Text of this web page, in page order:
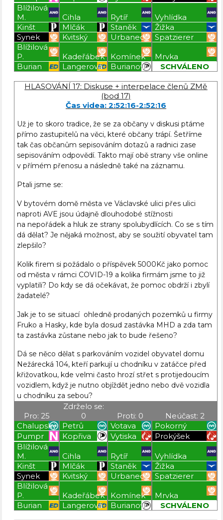
Blížilová
M.
Cihla Rytíř
Vyhlídka
Kinšt
Mlčák Staněk
Žižka
Synek
Kvitský Urbanec
Spatzierer
Blížilová
P.
Kadeřábek Komínek
Mrvka
Burian
Langerová Burianová
SCHVÁLENO
HLASOVÁNÍ 17: Diskuse + interpelace členů ZMě
(bod 17)
Čas videa: 2:52:16-2:52:16
Už je to skoro tradice, že se za občany v diskusi ptáme
přímo zastupitelů na věci, které občany trápí. Šetříme
tak čas občanům sepisováním dotazů a radnici zase
sepisováním odpovědí. Takto mají obě strany vše online
v přímém přenosu a následně také na záznamu.
Ptali jsme se:
V bytovém domě města ve Václavské ulici přes ulici
naproti AVE jsou údajně dlouhodobé stížnosti
na nepořádek a hluk ze strany spolubydlících. Co se s tím
dá dělat? Je nějaká možnost, aby se soužití obyvatel tam
zlepšilo?
Kolik firem si požádalo o příspěvek 5000Kč jako pomoc
od města v rámci COVID-19 a kolika firmám jsme to již
vyplatili? Do kdy se dá očekávat, že pomoc obdrží i zbylí
žadatelé?
Jak je to se situací ohledně prodaných pozemků u firmy
Fruko a Hasky, kde byla dosud zastávka MHD a zda tam
ta zastávka zůstane nebo jak to bude řešeno?
Dá se něco dělat s parkováním vozidel obyvatel domu
Nežárecká 104, kteří parkují u chodníku v zatáčce před
křižovatkou, kde velmi často hrozí střet s protijedoucím
vozidlem, když je nutno objíždět jedno nebo dvě vozidla
u chodníku za sebou?
Pro: 25
Zdrželo se:
0
Proti: 0
Neúčast: 2
Chalupský
Petrů Votava
Pokorný
Pumpr
Kopřiva Vytiska
Prokýšek
Blížilová
M.
Cihla Rytíř
Vyhlídka
Kinšt
Mlčák Staněk
Žižka
Synek
Kvitský Urbanec
Spatzierer
Blížilová
P.
Kadeřábek Komínek
Mrvka
Burian
Langerová Burianová
SCHVÁLENO